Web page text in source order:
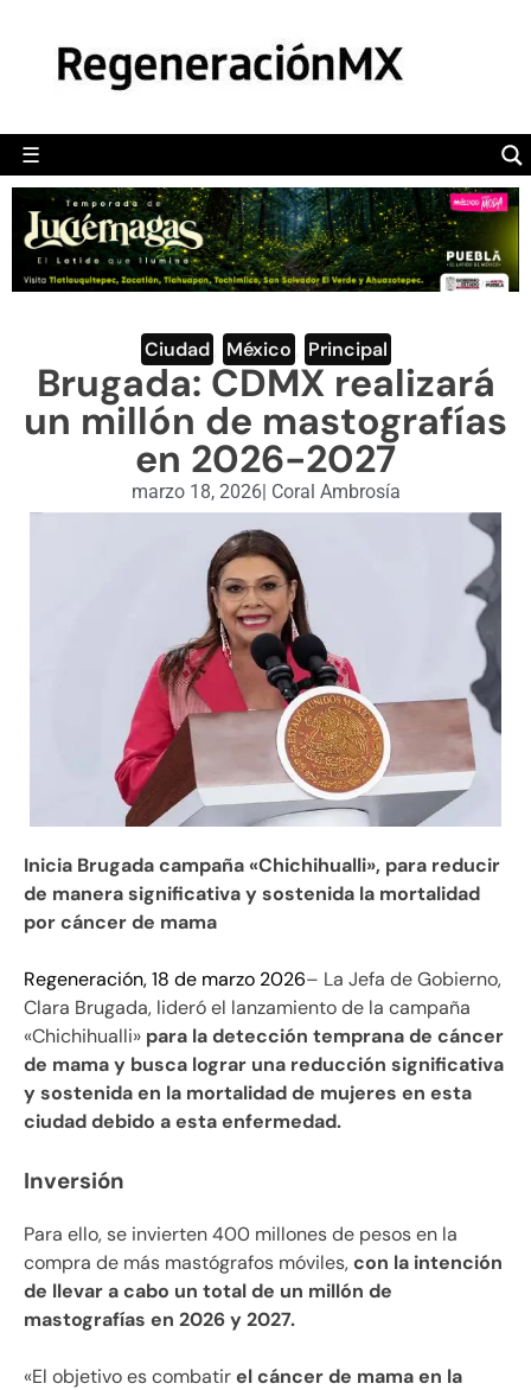
☰
POLÍTICA
CAMALEÓN
OPINIÓN
DEPORTES
ENGLISH SECTION
VIDEOS
Ciudad México Principal
Brugada: CDMX realizará
un millón de mastografías
en 2026-2027
marzo 18, 2026| Coral Ambrosía
Inicia Brugada campaña «Chichihualli», para reducir
de manera significativa y sostenida la mortalidad
por cáncer de mama
Regeneración, 18 de marzo 2026– La Jefa de Gobierno,
Clara Brugada, lideró el lanzamiento de la campaña
«Chichihualli» para la detección temprana de cáncer
de mama y busca lograr una reducción significativa
y sostenida en la mortalidad de mujeres en esta
ciudad debido a esta enfermedad.
Inversión
Para ello, se invierten 400 millones de pesos en la
compra de más mastógrafos móviles,con la intención
de llevar a cabo un total de un millón de
mastografías en 2026 y 2027.
«El objetivo es combatirel cáncer de mama en la